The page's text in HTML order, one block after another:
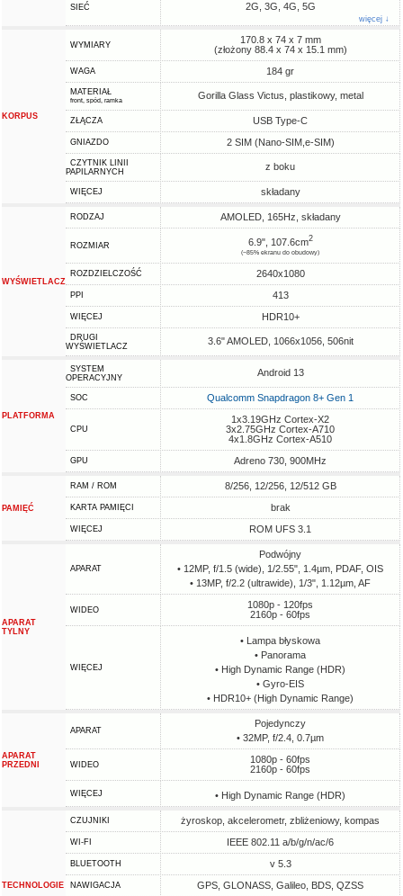
SIEĆ 2G, 3G, 4G, 5G
więcej ↓
KORPUS
WYMIARY
170.8 x 74 x 7 mm
(złożony 88.4 x 74 x 15.1 mm)
WAGA 184 gr
MATERIAŁ
front, spód, ramka Gorilla Glass Victus, plastikowy, metal
ZŁĄCZA USB Type-C
GNIAZDO 2 SIM (Nano-SIM,e-SIM)
CZYTNIK LINII
PAPILARNYCH
z boku
WIĘCEJ składany
WYŚWIETLACZ
RODZAJ AMOLED, 165Hz, składany
ROZMIAR 6.9", 107.6cm2
(~85% ekranu do obudowy)
ROZDZIELCZOŚĆ 2640x1080
PPI 413
WIĘCEJ HDR10+
DRUGI
WYŚWIETLACZ
3.6" AMOLED, 1066x1056, 506nit
PLATFORMA
SYSTEM
OPERACYJNY
Android 13
SOC Qualcomm Snapdragon 8+ Gen 1
CPU
1x3.19GHz Cortex-X2
3x2.75GHz Cortex-A710
4x1.8GHz Cortex-A510
GPU Adreno 730, 900MHz
PAMIĘĆ
RAM / ROM 8/256, 12/256, 12/512 GB
KARTA PAMIĘCI brak
WIĘCEJ ROM UFS 3.1
APARAT
TYLNY
APARAT
Podwójny
• 12MP, f/1.5 (wide), 1/2.55", 1.4µm, PDAF, OIS
• 13MP, f/2.2 (ultrawide), 1/3", 1.12µm, AF
WIDEO
1080p - 120fps
2160p - 60fps
WIĘCEJ
• Lampa błyskowa
• Panorama
• High Dynamic Range (HDR)
• Gyro-EIS
• HDR10+ (High Dynamic Range)
APARAT
PRZEDNI
APARAT
Pojedynczy
• 32MP, f/2.4, 0.7µm
WIDEO
1080p - 60fps
2160p - 60fps
WIĘCEJ • High Dynamic Range (HDR)
TECHNOLOGIE
CZUJNIKI żyroskop, akcelerometr, zbliżeniowy, kompas
WI-FI IEEE 802.11 a/b/g/n/ac/6
BLUETOOTH v 5.3
NAWIGACJA GPS, GLONASS, Galileo, BDS, QZSS